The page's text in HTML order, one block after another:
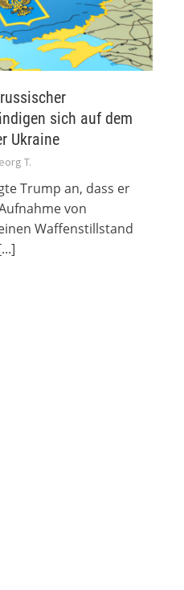
sich auf dem
Ukraine
T.
Trump an, dass er
von
Waffenstillstand